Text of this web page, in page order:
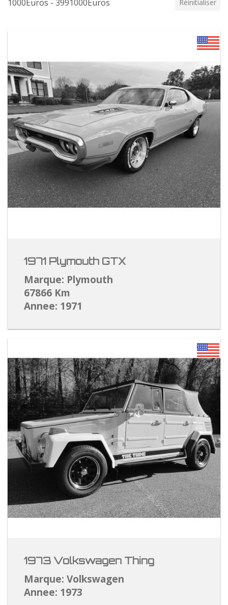
1000Euros - 3991000Euros Réinitialiser
1971 Plymouth GTX
Marque: Plymouth
67866 Km
Annee: 1971
1973 Volkswagen Thing
Marque: Volkswagen
Annee: 1973